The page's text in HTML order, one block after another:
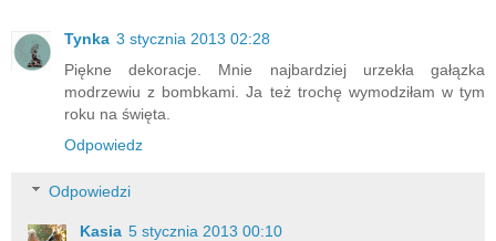
Tynka 3 stycznia 2013 02:28
Piękne dekoracje. Mnie najbardziej urzekła gałązka
modrzewiu z bombkami. Ja też trochę wymodziłam w tym
roku na święta.
Odpowiedz
Odpowiedzi
Kasia 5 stycznia 2013 00:10